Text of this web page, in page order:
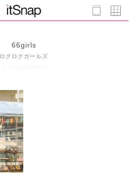
66girls
ロクロクガールズ
1 Coodinates